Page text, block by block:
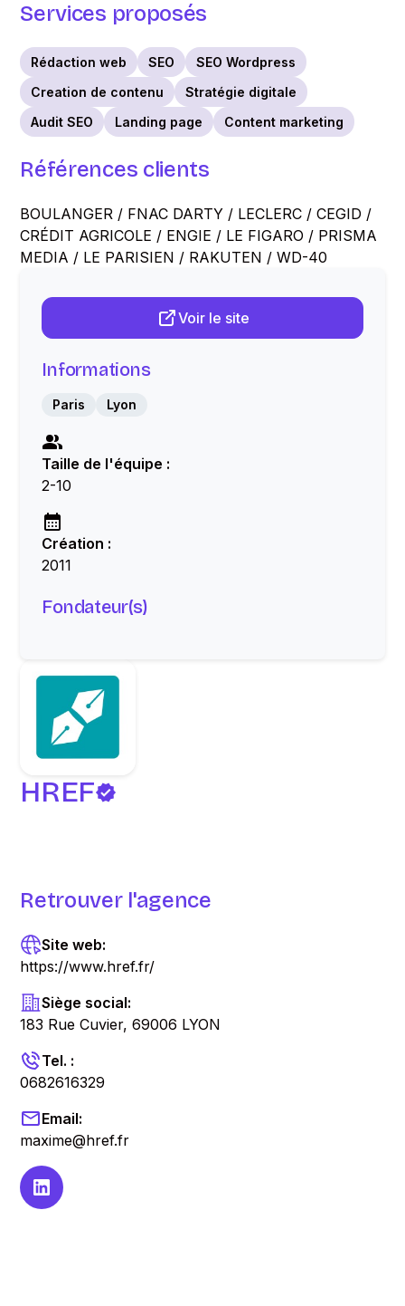
HREF
Services proposés
Rédaction web SEO
SEO Wordpress
Creation de contenu
Stratégie digitale
Audit SEO
Landing page Content marketing
Références clients
BOULANGER / FNAC DARTY / LECLERC / CEGID /
CRÉDIT AGRICOLE / ENGIE / LE FIGARO / PRISMA
MEDIA / LE PARISIEN / RAKUTEN / WD-40
Voir le site
Informations
Paris Lyon
Taille de l'équipe :
2-10
Création :
2011
Fondateur(s)
Retrouver l'agence
Site web:
https://www.href.fr/
Siège social:
183 Rue Cuvier, 69006 LYON
Tel. :
0682616329
Email:
maxime@href.fr